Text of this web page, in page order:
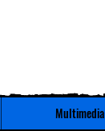
Multimedia